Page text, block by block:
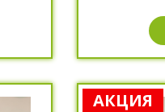
АКЦИЯ